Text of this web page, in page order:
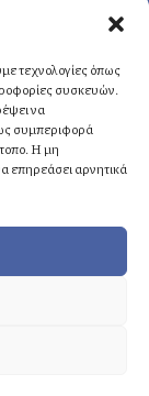
τεχνολογίες όπως
συσκευών.
να
συμπεριφορά
Η μη
επηρεάσει αρνητικά